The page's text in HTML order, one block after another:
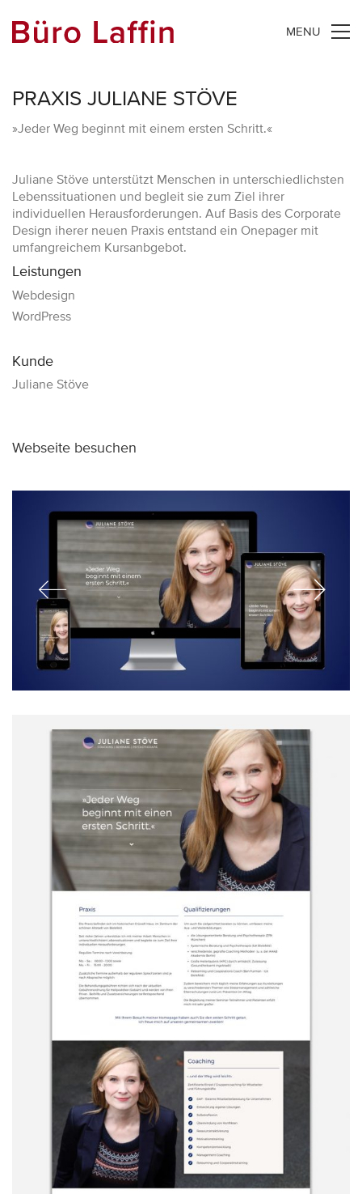
MENU
PRAXIS JULIANE STÖVE
»Jeder Weg beginnt mit einem ersten Schritt.«
Juliane Stöve unterstützt Menschen in unterschiedlichsten
Lebenssituationen und begleit sie zum Ziel ihrer
individuellen Herausforderungen. Auf Basis des Corporate
Design iherer neuen Praxis entstand ein Onepager mit
umfangreichem Kursanbgebot.
Leistungen
Webdesign
WordPress
Kunde
Juliane Stöve
Webseite besuchen